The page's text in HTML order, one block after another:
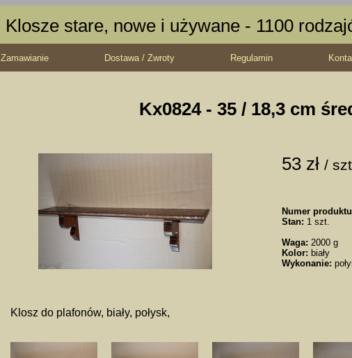
Klosze stare, nowe i używane - 1100
Zamawianie Dostawa / Zwroty Regulamin
Kx0824 - 35 / 18,3 cm
53 zł /
Numer
Stan: 1 szt.
Waga: 2000 g
Kolor: biały
Wykonanie:
Klosz do plafonów, biały, połysk,